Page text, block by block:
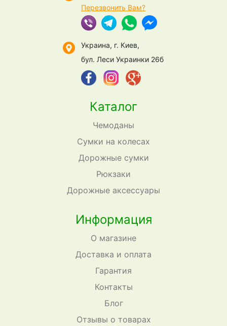
Каталог
Чемоданы
Сумки на колесах
Дорожные сумки
Рюкзаки
Дорожные аксессуары
Информация
О магазине
Доставка и оплата
Гарантия
Контакты
Блог
Отзывы о товарах
Перезвонить Вам?
Украина, г. Киев,
бул. Леси Украинки 26б